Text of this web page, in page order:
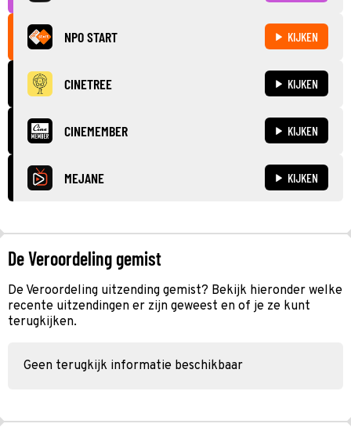
NPO START KIJKEN
CINETREE KIJKEN
CINEMEMBER KIJKEN
MEJANE KIJKEN
De Veroordeling gemist
De Veroordeling uitzending gemist? Bekijk hieronder welke
recente uitzendingen er zijn geweest en of je ze kunt
terugkijken.
Geen terugkijk informatie beschikbaar